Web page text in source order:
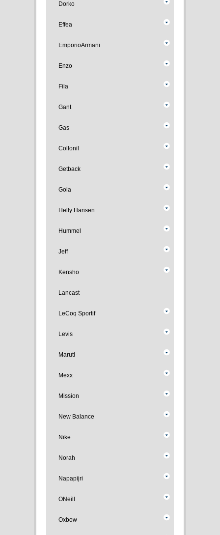
Dorko
Effea
EmporioArmani
Enzo
Fila
Gant
Gas
Collonil
Getback
Gola
Helly Hansen
Hummel
Jeff
Kensho
Lancast
LeCoq Sportif
Levis
Maruti
Mexx
Mission
New Balance
Nike
Norah
Napapijri
ONeill
Oxbow